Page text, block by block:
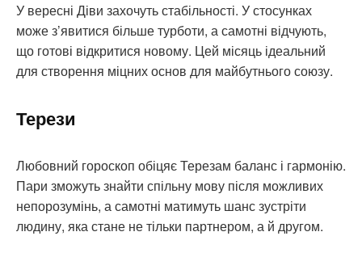
У вересні Діви захочуть стабільності. У стосунках
може з’явитися більше турботи, а самотні відчують,
що готові відкритися новому. Цей місяць ідеальний
для створення міцних основ для майбутнього союзу.
Терези
Любовний гороскоп обіцяє Терезам баланс і гармонію.
Пари зможуть знайти спільну мову після можливих
непорозумінь, а самотні матимуть шанс зустріти
людину, яка стане не тільки партнером, а й другом.